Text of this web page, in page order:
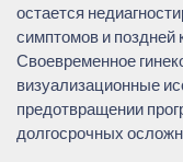
остается
симптомов и поздней
Своевременное
визуализационные
предотвращении
долгосрочных